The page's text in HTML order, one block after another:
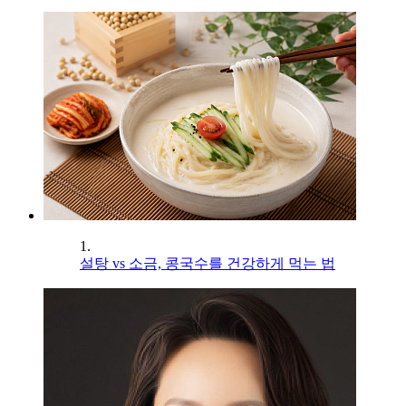
1.
설탕 vs 소금, 콩국수를 건강하게 먹는 법